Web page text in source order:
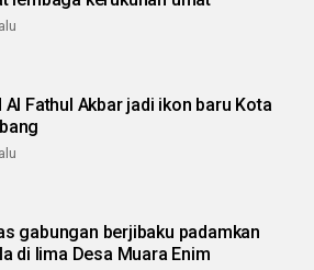
Al Fathul Akbar jadi ikon baru Kota
gabungan berjibaku padamkan
di lima Desa Muara Enim